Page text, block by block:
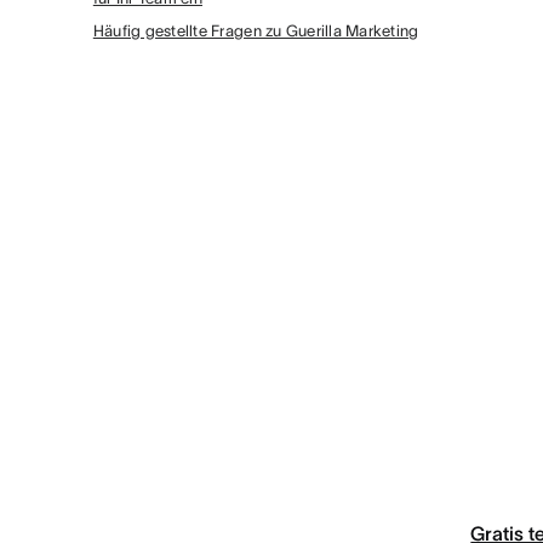
Häufig gestellte Fragen zu Guerilla Marketing
Gratis